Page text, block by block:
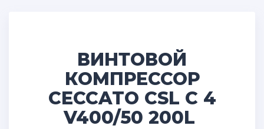
ВИНТОВОЙ
КОМПРЕССОР
CECCATO CSL C 4
V400/50 200L